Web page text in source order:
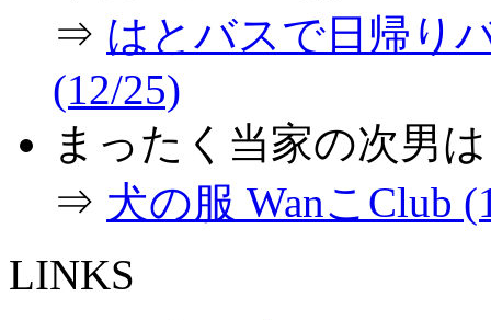
⇒ はとバスで日帰り
(12/25)
まったく当家の次男
⇒ 犬の服 WanこClub
LINKS